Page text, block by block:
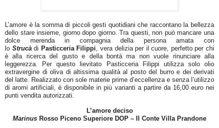
L’amore è la somma di piccoli gesti quotidiani che raccontano la bellezza
dello stare insieme, giorno dopo giorno. Tra questi, non può mancare una
dolce merenda in compagnia della persona amata con
lo Strucà di Pasticceria Filippi, vera delizia per il cuore, perfetto per chi
è alla ricerca del gusto e della bontà ma non vuole rinunciare alla
leggerezza. Per questo lievitato Pasticceria Filippi utilizza solo olio
extravergine di oliva di altissima qualità al posto del burro e dei derivati
del latte. Realizzato con sole materie prime d’eccellenza e senza l’utilizzo
di aromi artificiali, è disponibile in più varianti a partire da 16,00 euro nei
punti vendita autorizzati.
L’amore deciso
Marinus Rosso Piceno Superiore DOP – Il Conte Villa Prandone